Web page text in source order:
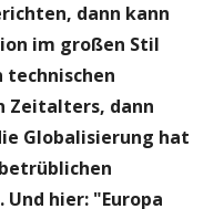
dann kann
im großen Stil
Zeitalters, dann
Globalisierung hat
hier: "Europa